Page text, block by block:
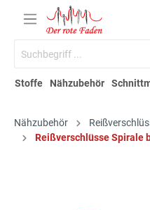
Stoffe Nähzubehör
Nähzubehör
Reißverschlüsse Spirale